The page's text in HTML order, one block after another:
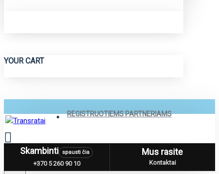
YOUR CART
REGISTRUOTIEMS PARTNERIAMS
MenuSkambinti spausti čia
+370 5 260 90 10
Mus rasite
Kontaktai